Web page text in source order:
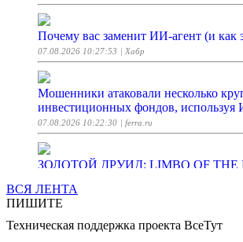
Почему вас заменит ИИ-агент (и как
07.08.2026 10:27:53 | Хабр
Мошенники атаковали несколько
инвестиционных фондов, используя
07.08.2026 10:22:30 | ferra.ru
ЗОЛОТОЙ ДРУИД: LIMBO OF THE
100 смертей. Sekiro [ Заход#1 ]
ВСЯ ЛЕНТА
ПИШИТЕ
Техническая поддержка проекта ВсеТут